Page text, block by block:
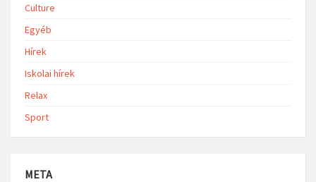
Culture
Egyéb
Hírek
Iskolai hírek
Relax
Sport
META